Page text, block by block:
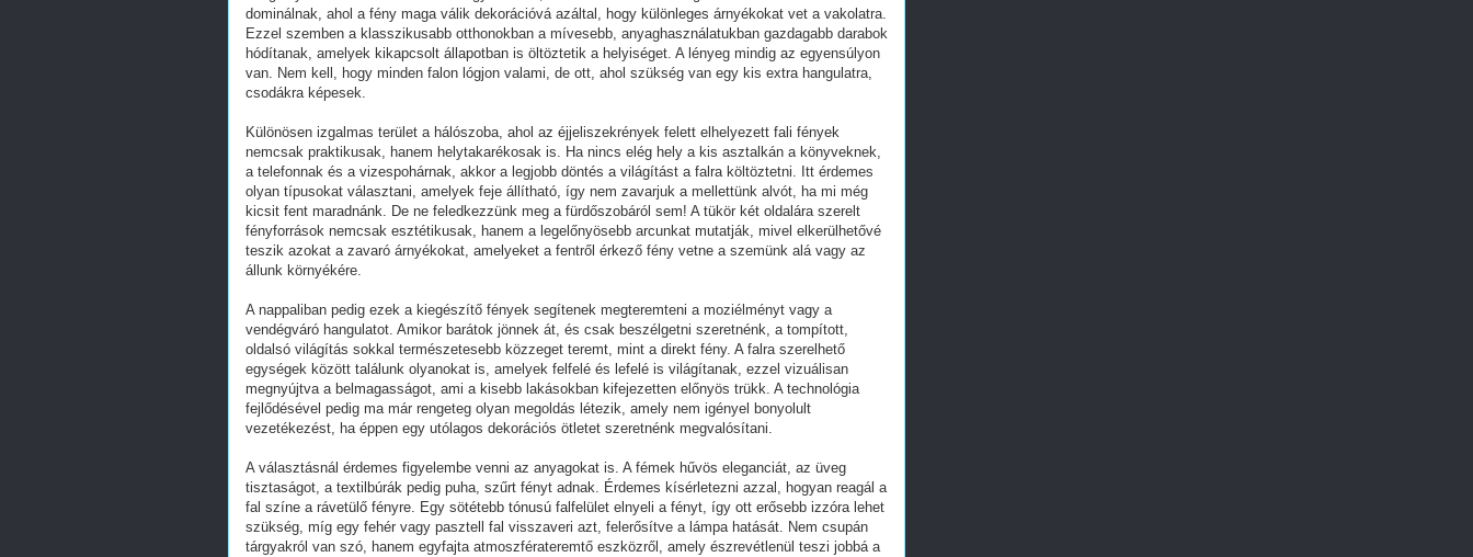
dominálnak, ahol a fény maga válik dekorációvá azáltal, hogy különleges árnyékokat vet a vakolatra.
Ezzel szemben a klasszikusabb otthonokban a mívesebb, anyaghasználatukban gazdagabb darabok
hódítanak, amelyek kikapcsolt állapotban is öltöztetik a helyiséget. A lényeg mindig az egyensúlyon
van. Nem kell, hogy minden falon lógjon valami, de ott, ahol szükség van egy kis extra hangulatra,
csodákra képesek.
Különösen izgalmas terület a hálószoba, ahol az éjjeliszekrények felett elhelyezett fali fények
nemcsak praktikusak, hanem helytakarékosak is. Ha nincs elég hely a kis asztalkán a könyveknek,
a telefonnak és a vizespohárnak, akkor a legjobb döntés a világítást a falra költöztetni. Itt érdemes
olyan típusokat választani, amelyek feje állítható, így nem zavarjuk a mellettünk alvót, ha mi még
kicsit fent maradnánk. De ne feledkezzünk meg a fürdőszobáról sem! A tükör két oldalára szerelt
fényforrások nemcsak esztétikusak, hanem a legelőnyösebb arcunkat mutatják, mivel elkerülhetővé
teszik azokat a zavaró árnyékokat, amelyeket a fentről érkező fény vetne a szemünk alá vagy az
állunk környékére.
A nappaliban pedig ezek a kiegészítő fények segítenek megteremteni a moziélményt vagy a
vendégváró hangulatot. Amikor barátok jönnek át, és csak beszélgetni szeretnénk, a tompított,
oldalsó világítás sokkal természetesebb közzeget teremt, mint a direkt fény. A falra szerelhető
egységek között találunk olyanokat is, amelyek felfelé és lefelé is világítanak, ezzel vizuálisan
megnyújtva a belmagasságot, ami a kisebb lakásokban kifejezetten előnyös trükk. A technológia
fejlődésével pedig ma már rengeteg olyan megoldás létezik, amely nem igényel bonyolult
vezetékezést, ha éppen egy utólagos dekorációs ötletet szeretnénk megvalósítani.
A választásnál érdemes figyelembe venni az anyagokat is. A fémek hűvös eleganciát, az üveg
tisztaságot, a textilbúrák pedig puha, szűrt fényt adnak. Érdemes kísérletezni azzal, hogyan reagál a
fal színe a rávetülő fényre. Egy sötétebb tónusú falfelület elnyeli a fényt, így ott erősebb izzóra lehet
szükség, míg egy fehér vagy pasztell fal visszaveri azt, felerősítve a lámpa hatását. Nem csupán
tárgyakról van szó, hanem egyfajta atmoszférateremtő eszközről, amely észrevétlenül teszi jobbá a